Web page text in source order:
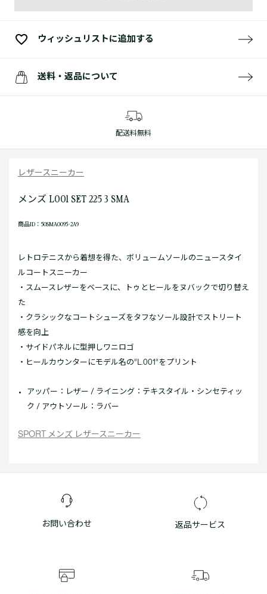
ウィッシュリストに追加する
送料・返品について
配送料無料
レザースニーカー
メンズ L001 SET 225 3 SMA
商品ID：50SMA0095-2A9
レトロテニスから着想を得た、ボリュームソールのニュースタイ
ルコートスニーカー
・スムースレザーをベースに、トゥとヒールをヌバックで切り替え
た
・クラシックなコートシューズをタフなソール設計でストリート
感を向上
・サイドパネルに型押しワニロゴ
・ヒールカウンターにモデル名の”L.001”をプリント
アッパー：レザー / ライニング：テキスタイル・シンセティッ
ク / アウトソール：ラバー
SPORT メンズ レザースニーカー
お問い合わせ 返品サービス